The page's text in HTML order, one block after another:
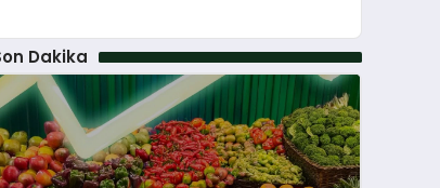
Dakika